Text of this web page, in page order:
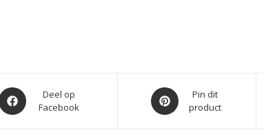
Deel op
Facebook
Opent
in
Pin dit
product